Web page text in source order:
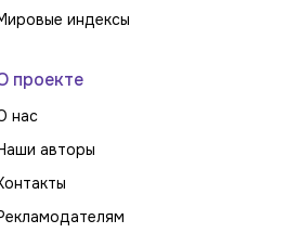
индексы
проекте
нас
авторы